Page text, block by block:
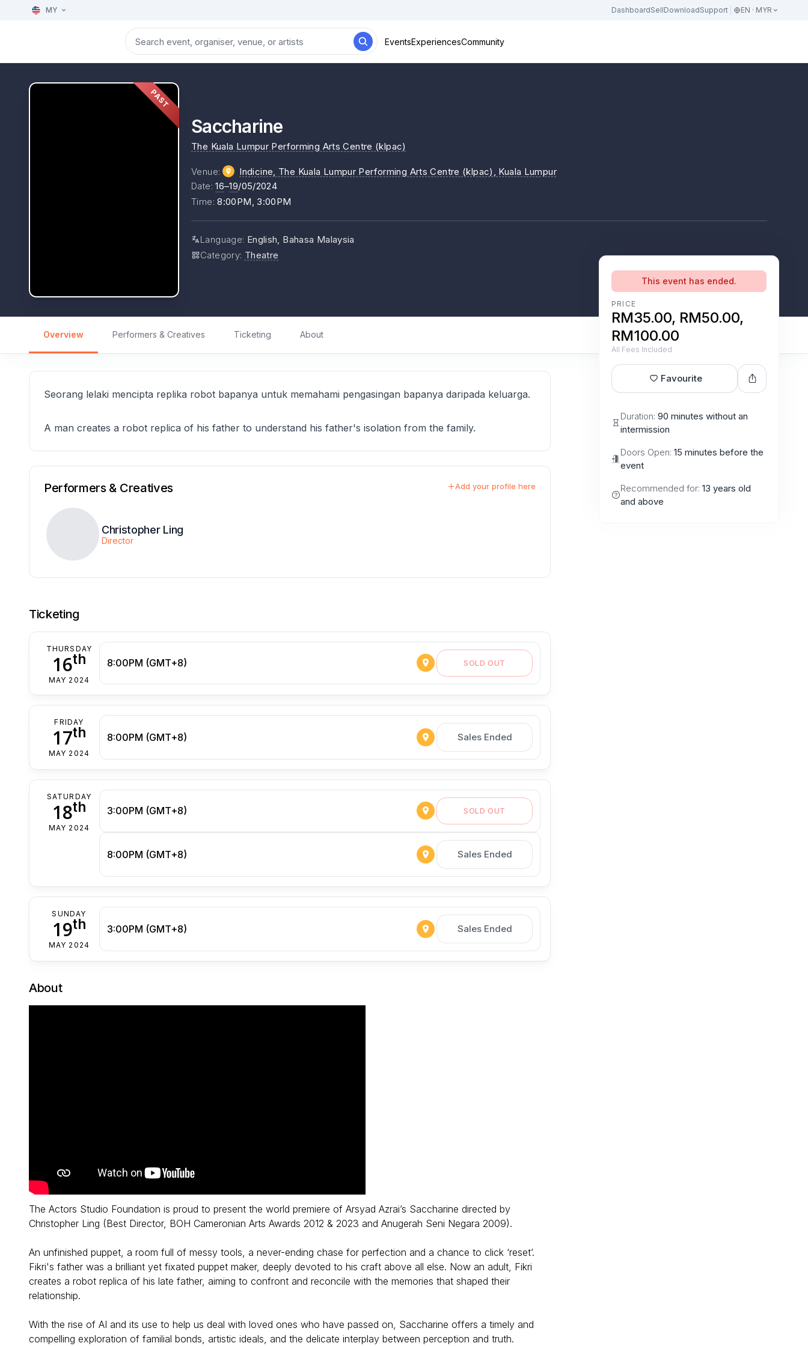
MY DashboardSellDownloadSupport EN · MYR
EventsExperiencesCommunity
PAST
Saccharine
The Kuala Lumpur Performing Arts Centre (klpac)
Venue: Indicine, The Kuala Lumpur Performing Arts Centre (klpac)
, Kuala Lumpur
Date:16–19/05/2024
Time:8:00PM, 3:00PM
Language: English, Bahasa Malaysia
Category: Theatre
Overview Performers & Creatives Ticketing About
This event has ended.
PRICE
RM35.00, RM50.00,
RM100.00
All Fees Included
Favourite
Duration: 90 minutes without an
intermission
Doors Open: 15 minutes before the
event
Recommended for: 13 years old
and above
Seorang lelaki mencipta replika robot bapanya untuk memahami pengasingan bapanya daripada keluarga.
A man creates a robot replica of his father to understand his father's isolation from the family.
Performers & Creatives Add your profile here
Christopher Ling
Director
Ticketing
THURSDAY
16th
MAY 2024
8:00PM (GMT+8) SOLD OUT
FRIDAY
17th
MAY 2024
8:00PM (GMT+8) Sales Ended
SATURDAY
18th
MAY 2024
3:00PM (GMT+8) SOLD OUT
8:00PM (GMT+8) Sales Ended
SUNDAY
19th
MAY 2024
3:00PM (GMT+8) Sales Ended
About
The Actors Studio Foundation is proud to present the world premiere of Arsyad Azrai’s Saccharine directed by
Christopher Ling (Best Director, BOH Cameronian Arts Awards 2012 & 2023 and Anugerah Seni Negara 2009).
An unfinished puppet, a room full of messy tools, a never-ending chase for perfection and a chance to click ‘reset’.
Fikri's father was a brilliant yet fixated puppet maker, deeply devoted to his craft above all else. Now an adult, Fikri
creates a robot replica of his late father, aiming to confront and reconcile with the memories that shaped their
relationship.
With the rise of AI and its use to help us deal with loved ones who have passed on, Saccharine offers a timely and
compelling exploration of familial bonds, artistic ideals, and the delicate interplay between perception and truth.